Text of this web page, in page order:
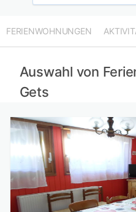
FERIENWOHNUNGEN
Auswahl von
Gets